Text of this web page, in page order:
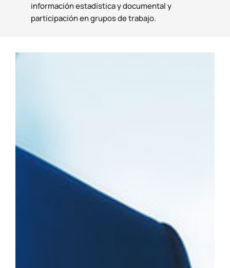
información estadística y documental y
participación en grupos de trabajo.